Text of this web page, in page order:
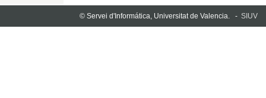
© Servei d'Informática, Universitat de Valencia. - SIUV